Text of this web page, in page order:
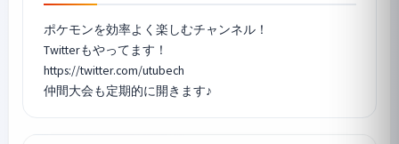
ポケモンを効率よく楽しむチャンネル！
Twitterもやってます！
https://twitter.com/utubech